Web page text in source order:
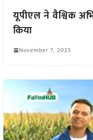
यूपीएल ने वैश्विक
किया
November 7, 2025